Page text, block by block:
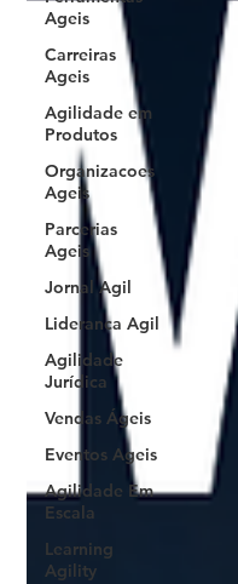
Ageis
Carreiras
Ageis
Agilidade em
Produtos
Organizacoes
Ageis
Parcerias
Ageis
Jornal Agil
Lideranca Agil
Agilidade
Jurídica
Vendas Ágeis
Eventos Ageis
Agilidade Em
Escala
Learning
Agility